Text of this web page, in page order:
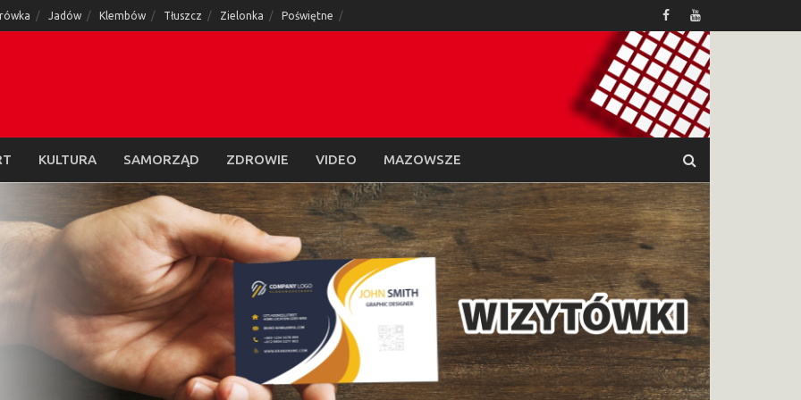
Jadów Klembów Tłuszcz Zielonka Poświętne
KULTURA SAMORZĄD ZDROWIE VIDEO MAZOWSZE